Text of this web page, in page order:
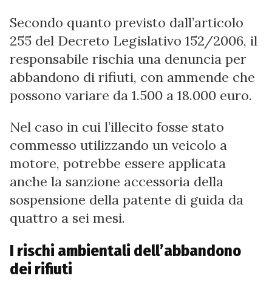
Secondo quanto previsto dall’articolo
255 del Decreto Legislativo 152/2006, il
responsabile rischia una denuncia per
abbandono di rifiuti, con ammende che
possono variare da 1.500 a 18.000 euro.
Nel caso in cui l’illecito fosse stato
commesso utilizzando un veicolo a
motore, potrebbe essere applicata
anche la sanzione accessoria della
sospensione della patente di guida da
quattro a sei mesi.
I rischi ambientali dell’abbandono
dei rifiuti